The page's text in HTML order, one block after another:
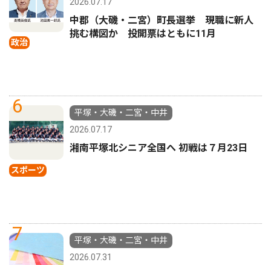
政治
中郡（大磯・二宮）町長選挙 現職に新人
挑む構図か 投開票はともに11月
6
スポーツ
平塚・大磯・二宮・中井
2026.07.17
湘南平塚北シニア全国へ 初戦は７月23日
7
平塚・大磯・二宮・中井
2026.07.31